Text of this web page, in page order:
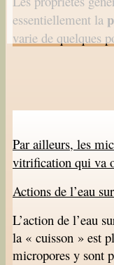
essentiellement la
varie de quelques
Par ailleurs, les
vitrification qui va
Actions de l’eau
L’action de l’eau
la « cuisson » est
micropores y sont